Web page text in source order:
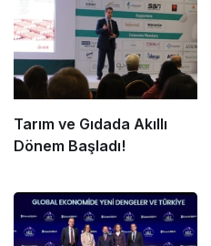
Tarım ve Gıdada Akıllı
Dönem Başladı!